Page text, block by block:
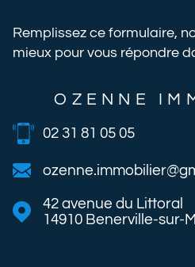
Remplissez ce formulaire,
mieux pour vous répondre
OZENNE
02 31 81 05 05
42 avenue du Littoral
14910
Benerville-sur-